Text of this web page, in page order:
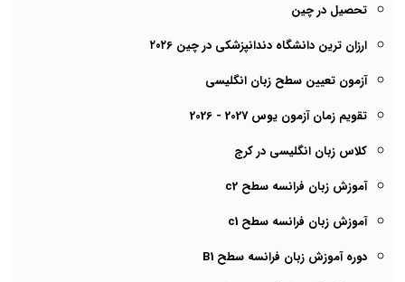
تحصیل در چین
ارزان ترین دانشگاه دندانپزشکی در چین ۲۰۲6
آزمون تعیین سطح زبان انگلیسی
تقویم زمان آزمون یوس 2027 - 2026
کلاس زبان انگلیسی در کرج
آموزش زبان فرانسه سطح c2
آموزش زبان فرانسه سطح c1
دوره آموزش زبان فرانسه سطح B1